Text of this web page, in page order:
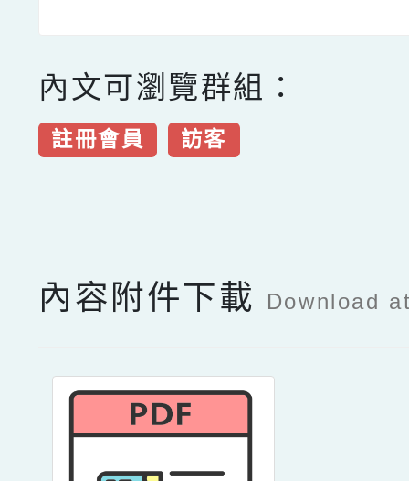
內文可瀏覽群組：
註冊會員 訪客
內容附件下載 Download